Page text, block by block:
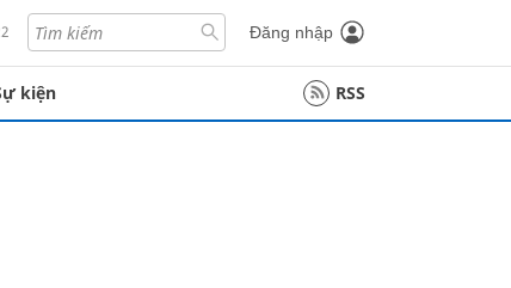
Đăng nhập
kiện RSS